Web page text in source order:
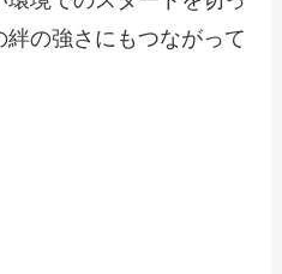
の強さにもつながって